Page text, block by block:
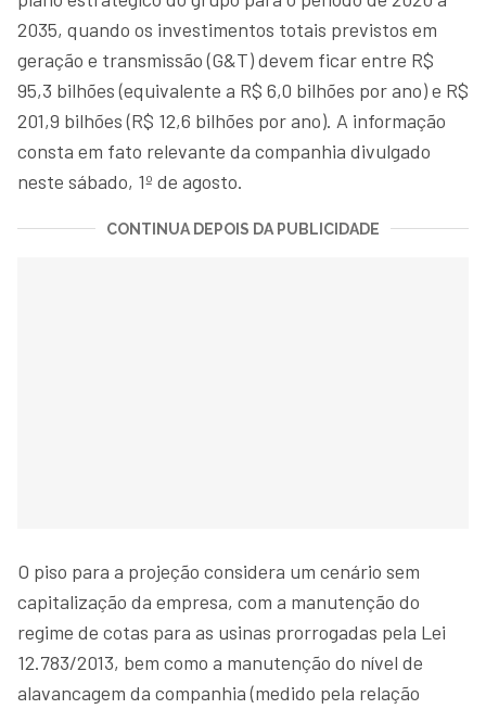
2035, quando os investimentos totais previstos em
geração e transmissão (G&T) devem ficar entre R$
95,3 bilhões (equivalente a R$ 6,0 bilhões por ano) e R$
201,9 bilhões (R$ 12,6 bilhões por ano). A informação
consta em fato relevante da companhia divulgado
neste sábado, 1º de agosto.
CONTINUA DEPOIS DA PUBLICIDADE
O piso para a projeção considera um cenário sem
capitalização da empresa, com a manutenção do
regime de cotas para as usinas prorrogadas pela Lei
12.783/2013, bem como a manutenção do nível de
alavancagem da companhia (medido pela relação